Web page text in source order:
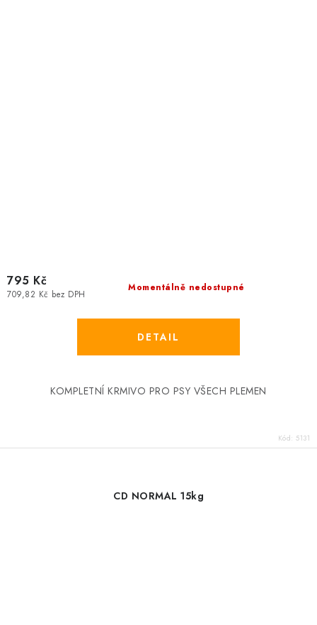
Momentálně nedostupné
709,82 Kč bez DPH
795 Kč
KOMPLETNÍ KRMIVO PRO PSY VŠECH PLEMEN
Kód: 5131
CD NORMAL 15kg